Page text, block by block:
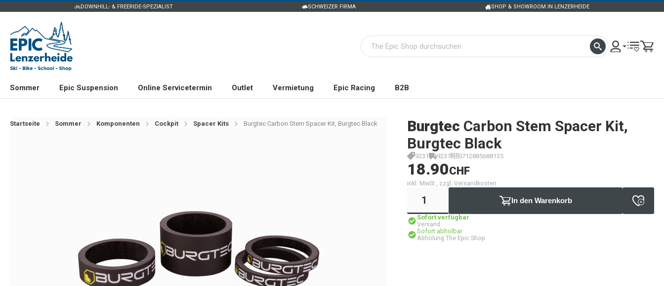
DOWNHILL- & FREERIDE-SPEZIALIST SCHWEIZER FIRMA SHOP & SHOWROOM IN LENZERHEIDE
Sommer Epic Suspension Online Servicetermin Outlet Vermietung Epic Racing B2B
Startseite Sommer Komponenten Cockpit Spacer Kits Burgtec Carbon Stem Spacer Kit, Burgtec Black Burgtec Carbon Stem Spacer Kit,
Burgtec Black
9231 9231 0712885688135
18.90CHF
inkl. MwSt., zzgl. Versandkosten
In den Warenkorb
Sofort verfügbar
Versand
Sofort abholbar
Abholung The Epic Shop